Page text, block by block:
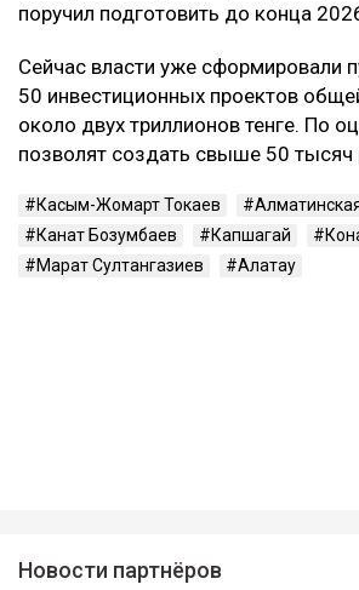
поручил подготовить до конца
Сейчас власти уже сформировали
50 инвестиционных проектов
около двух триллионов тенге. По
позволят создать свыше 50 тысяч
Касым-Жомарт Токаев
Канат Бозумбаев
Капшагай
Марат Султангазиев
Алатау